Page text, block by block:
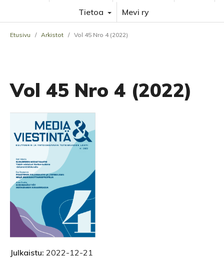
Tietoa
Mevi ry
Etusivu / Arkistot / Vol 45 Nro 4 (2022)
Vol 45 Nro 4 (2022)
Julkaistu: 2022-12-21